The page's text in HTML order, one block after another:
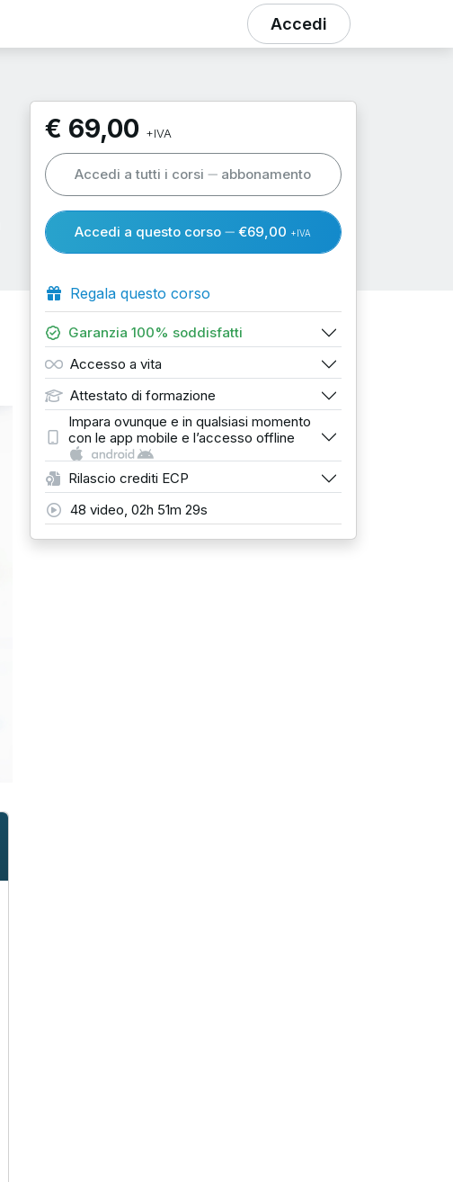
Accedi
€ 69,00 +IVA
Accedi a tutti i corsi abbonamento
Accedi a questo corso €69,00 +IVA
Regala questo corso
Garanzia 100% soddisfatti
Accesso a vita
Attestato di formazione
Impara ovunque e in qualsiasi momento
con le app mobile e l’accesso offline
Rilascio crediti ECP
48 video, 02h 51m 29s